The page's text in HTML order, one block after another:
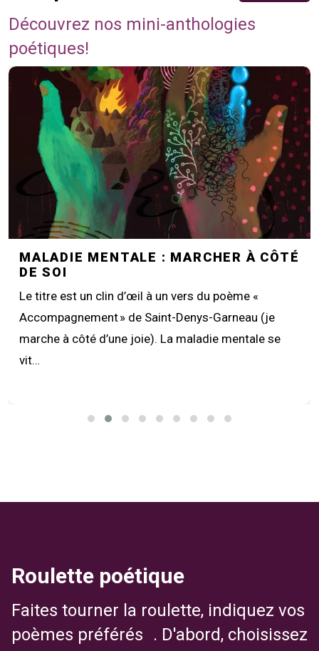
Découvrez nos mini-anthologies
poétiques!
MALADIE MENTALE : MARCHER À CÔTÉ
DE SOI
Le titre est un clin d’œil à un vers du poème «
Accompagnement » de Saint-Denys-Garneau (je
marche à côté d’une joie). La maladie mentale se
vit…
Roulette poétique
Faites tourner la roulette, indiquez vos
poèmes préférés . D'abord, choisissez